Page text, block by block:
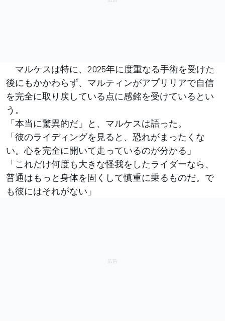
マルケスは特に、2025年に度重なる手術を受けた
後にもかかわらず、マルティンがアプリリアで自信
を完全に取り戻している点に感銘を受けているとい
う。
「本当に驚異的だ」と、マルケスは語った。
「彼のライディングを見ると、恐れがまったくな
い。心を完全に開いて走っているのが分かる」
「これだけ何度も大きな怪我をしたライダーなら、
普通はもっと身体を固くして慎重に乗るものだ。で
も彼にはそれがない」